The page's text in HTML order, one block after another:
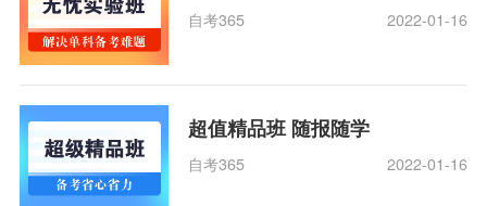
自考365 2022-01-16
超值精品班 随报随学
自考365 2022-01-16